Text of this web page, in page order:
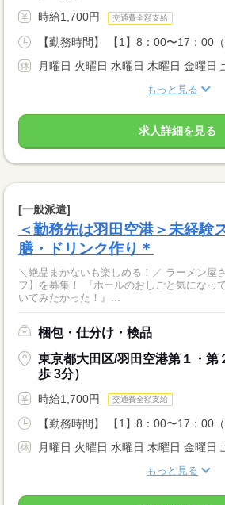
時給1,700円 交通費全額支給
【勤務時間】 【1】8：00〜17：00（
月曜日 火曜日 水曜日 木曜日 金曜日
もっと見る
求人詳細を見る
[一般派遣]
＜勤務先は羽田空港＞未経験
膳・ドリンク作り＊
＼絶品まかないも楽しめる！／ ラーメン屋
フ】を募集！ 『ホールのおしごと気になってた！』 『羽田空港で働
いてみたかった！』...
梱包・仕分け・検品
東京都大田区/羽田空港第１・第
歩 3分）
時給1,700円 交通費全額支給
【勤務時間】 【1】8：00〜17：00（
月曜日 火曜日 水曜日 木曜日 金曜日
もっと見る